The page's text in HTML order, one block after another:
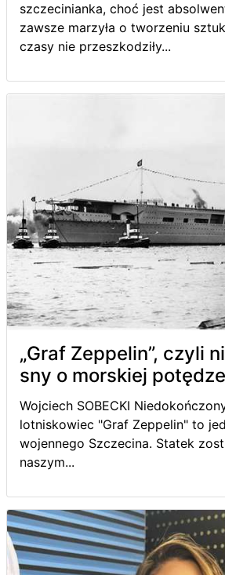
szczecinianka, choć jest
zawsze marzyła o tworzeniu
czasy nie przeszkodziły...
„Graf Zeppelin”, czyli
sny o morskiej potędze
Wojciech SOBECKI
lotniskowiec "Graf Zeppelin" to
wojennego Szczecina. Statek
naszym...